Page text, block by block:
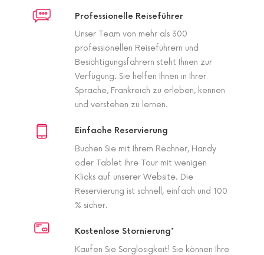
Professionelle Reiseführer
Unser Team von mehr als 300
professionellen Reiseführern und
Besichtigungsfahrern steht Ihnen zur
Verfügung. Sie helfen Ihnen in Ihrer
Sprache, Frankreich zu erleben, kennen
und verstehen zu lernen.
Einfache Reservierung
Buchen Sie mit Ihrem Rechner, Handy
oder Tablet Ihre Tour mit wenigen
Klicks auf unserer Website. Die
Reservierung ist schnell, einfach und 100
% sicher.
Kostenlose Stornierung*
Kaufen Sie Sorglosigkeit! Sie können Ihre